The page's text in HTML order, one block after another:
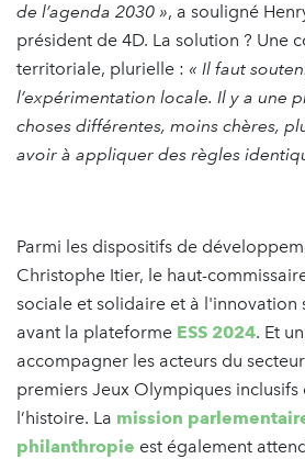
de l’agenda 2030 », a souligné
président de 4D. La solution ? Une
territoriale, plurielle : « Il faut
l’expérimentation locale. Il y a une
choses différentes, moins chères,
avoir à appliquer des règles
Parmi les dispositifs de
Christophe Itier, le haut-
sociale et solidaire et à l'innovation
avant la plateforme ESS 2024. Et
accompagner les acteurs du
premiers Jeux Olympiques
l’histoire. La mission
philanthropie est également